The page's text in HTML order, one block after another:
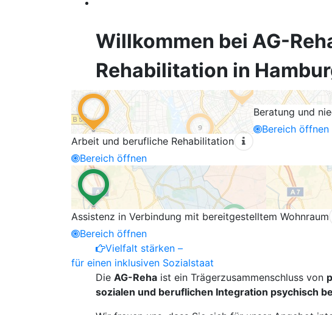
Willkommen bei AG-
Rehabilitation in
Arbeit und berufliche Rehabilitation
Bereich öffnen
Beratung und
Bereich öffnen
Assistenz in Verbindung mit bereitgestelltem Wohnraum
Bereich öffnen
Vielfalt stärken –
für einen inklusiven Sozialstaat
Die AG-Reha ist ein Trägerzusammenschluss von
sozialen und beruflichen Integration psychisch